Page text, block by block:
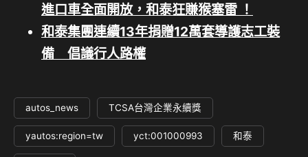
進口車全面開放，和泰狂賺猴塞雷 ！
和泰集團連續13年捐贈12萬套導護志工裝
備 倡議行人路權
autos_news TCSA台灣企業永續獎
yautos:region=tw yct:001000993 和泰